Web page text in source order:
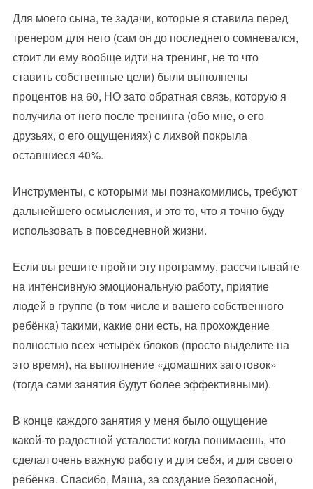
Для моего сына, те задачи, которые я ставила перед
тренером для него (сам он до последнего сомневался,
стоит ли ему вообще идти на тренинг, не то что
ставить собственные цели) были выполнены
процентов на 60, НО зато обратная связь, которую я
получила от него после тренинга (обо мне, о его
друзьях, о его ощущениях) с лихвой покрыла
оставшиеся 40%.
Инструменты, с которыми мы познакомились, требуют
дальнейшего осмысления, и это то, что я точно буду
использовать в повседневной жизни.
Если вы решите пройти эту программу, рассчитывайте
на интенсивную эмоциональную работу, приятие
людей в группе (в том числе и вашего собственного
ребёнка) такими, какие они есть, на прохождение
полностью всех четырёх блоков (просто выделите на
это время), на выполнение «домашних заготовок»
(тогда сами занятия будут более эффективными).
В конце каждого занятия у меня было ощущение
какой-то радостной усталости: когда понимаешь, что
сделал очень важную работу и для себя, и для своего
ребёнка. Спасибо, Маша, за создание безопасной,